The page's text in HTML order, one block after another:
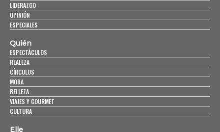
LIDERAZGO
OPINIÓN
ESPECIALES
Quién
ESPECTÁCULOS
REALEZA
CÍRCULOS
MODA
BELLEZA
VIAJES Y GOURMET
CULTURA
Elle